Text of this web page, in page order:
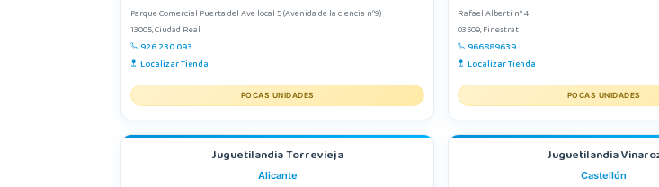
Parque Comercial Puerta del Ave local 5 (Avenida de la ciencia nº9)
13005, Ciudad Real
926 230 093
Localizar Tienda
POCAS UNIDADES
Rafael Alberti nº 4
03509, Finestrat
966889639
Localizar Tienda
POCAS UNIDADES
Juguetilandia Torrevieja
Alicante
Juguetilandia
Castellón